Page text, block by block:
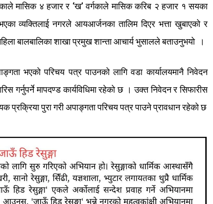
मासिक ४ हजार र ‘ख’वर्गकाले मासिक करिब २ हजार १ सयका
व्यक्तिलाई नगरले आयआर्जनका तालिम दिएर भत्ता खुबाएको र
बालबालिकाशाखाप्रमुखशान्ताआचार्यभुसाललेबताउनुभयो।
भएको परिचय पत्र पाउनको लागि वडा कार्यालयमानै निवेदन
गर्नुपर्ने मापदण्ड कार्यविधिमा रहेको छ । उक्त निवेदन र सिफारीस
प्रक्रियापुरागरीअपाङ्गतापरिचयपत्रपाउनेप्रावधानरहेकोछ